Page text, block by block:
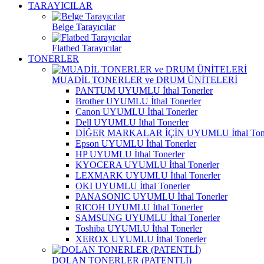
TARAYICILAR
Belge Tarayıcılar
Flatbed Tarayıcılar
TONERLER
MUADİL TONERLER ve DRUM ÜNİTELERİ
PANTUM UYUMLU İthal Tonerler
Brother UYUMLU İthal Tonerler
Canon UYUMLU İthal Tonerler
Dell UYUMLU İthal Tonerler
DİĞER MARKALAR İÇİN UYUMLU İthal
Epson UYUMLU İthal Tonerler
HP UYUMLU İthal Tonerler
KYOCERA UYUMLU İthal Tonerler
LEXMARK UYUMLU İthal Tonerler
OKI UYUMLU İthal Tonerler
PANASONIC UYUMLU İthal Tonerler
RICOH UYUMLU İthal Tonerler
SAMSUNG UYUMLU İthal Tonerler
Toshiba UYUMLU İthal Tonerler
XEROX UYUMLU İthal Tonerler
DOLAN TONERLER (PATENTLİ)